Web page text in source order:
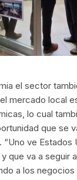
el sector
mercado local
lo cual
que se
ve Estados
que va a seguir
a los